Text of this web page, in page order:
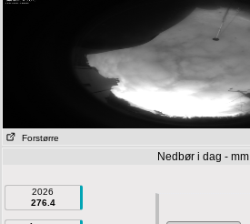
Forstørre
Nedbør i dag - mm
2026
276.4